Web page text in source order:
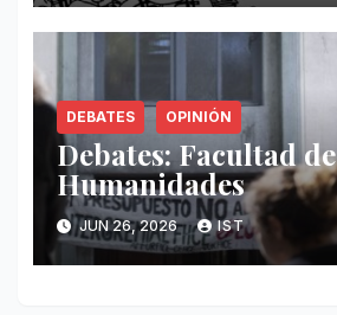
DEBATES OPINIÓN
Debates: Facultad de
Humanidades
JUN 26, 2026 IST